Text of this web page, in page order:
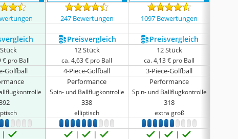
247 Bewertungen 1097 Bewertungen
Preis­vergleich Preis­vergleich
€ pro Ball
12 Stück
ca. 4,63 € pro Ball
12 Stück
ca. 4,13 € pro Ball
Golfball 4-Piece-Golfball 3-Piece-Golfball
Performance
Spin- und Ballflugkontrolle
Performance
Spin- und Ballflugkontrolle
338
elliptisch
318
extra groß
5 6 7 8 9 10 1 2 3 4 5 6 7 8 9 10 1 2 3 4 5 6 7 8 9 10